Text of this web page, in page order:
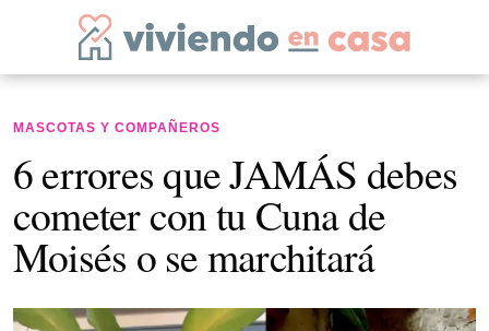
MASCOTAS Y COMPAÑEROS
6 errores que JAMÁS debes
cometer con tu Cuna de
Moisés o se marchitará